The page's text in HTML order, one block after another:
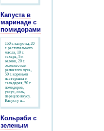
Капуста в
маринаде с
помидорами
150 г. капусты, 20
г. растительного
масла, 10 г.
сахара, 5 г.
зелени, 20 г.
зеленого или
репчатого лука,
50 г. кореньев
пастернака и
сельдерея, 50 г.
помидоров,
уксус, соль,
перец по вкусу.
Капусту н...
Кольраби с
зеленым